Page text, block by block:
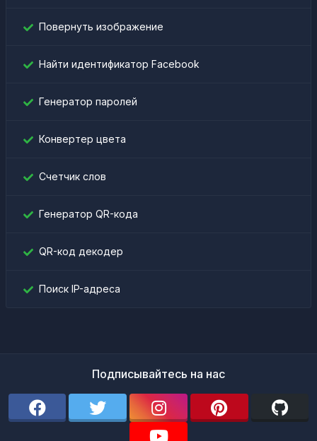
Повернуть изображение
Найти идентификатор Facebook
Генератор паролей
Конвертер цвета
Счетчик слов
Генератор QR-кода
QR-код декодер
Поиск IP-адреса
Подписывайтесь на нас